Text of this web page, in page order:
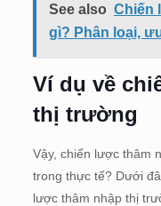
See also Chiến
gì? Phân loại,
Ví dụ về
thị trường
Vậy, chiến lược thâm
trong thực tế? Dưới
lược thâm nhập thị